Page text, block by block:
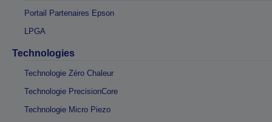
Portail Partenaires Epson
LPGA
Technologies
Technologie Zéro Chaleur
Technologie PrecisionCore
Technologie Micro Piezo